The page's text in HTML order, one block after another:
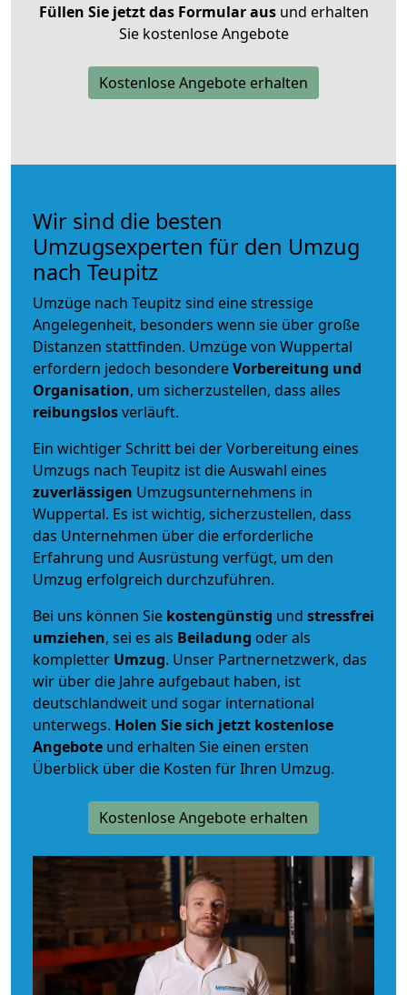
Füllen Sie jetzt das Formular ausund erhalten
Sie kostenlose Angebote
Kostenlose Angebote erhalten
Wir sind die besten
Umzugsexperten für den Umzug
nach Teupitz
Umzüge nach Teupitz sind eine stressige
Angelegenheit, besonders wenn sie über große
Distanzen stattfinden. Umzüge von Wuppertal
erfordern jedoch besondereVorbereitung und
Organisation, um sicherzustellen, dass alles
reibungslosverläuft.
Ein wichtiger Schritt bei der Vorbereitung eines
Umzugs nach Teupitz ist die Auswahl eines
zuverlässigen Umzugsunternehmens in
Wuppertal. Es ist wichtig, sicherzustellen, dass
das Unternehmen über die erforderliche
Erfahrung und Ausrüstung verfügt, um den
Umzug erfolgreich durchzuführen.
Bei uns können Sie kostengünstig und stressfrei
umziehen, sei es als Beiladung oder als
kompletter Umzug. Unser Partnernetzwerk, das
wir über die Jahre aufgebaut haben, ist
deutschlandweit und sogar international
unterwegs. Holen Sie sich jetzt kostenlose
Angebote und erhalten Sie einen ersten
Überblick über die Kosten für Ihren Umzug.
Kostenlose Angebote erhalten